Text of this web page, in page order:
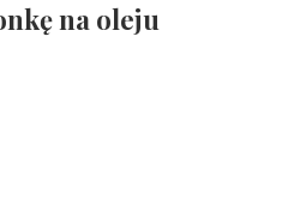
na oleju